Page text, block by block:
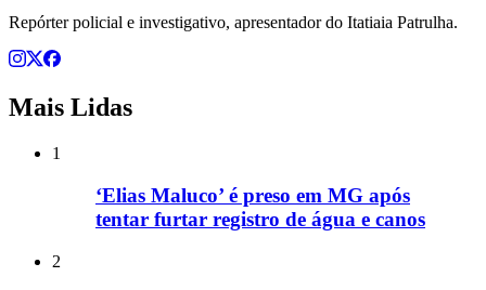
Repórter policial e investigativo, apresentador do Itatiaia Patrulha.
Mais Lidas
1
‘Elias Maluco’ é preso em MG após
tentar furtar registro de água e canos
2